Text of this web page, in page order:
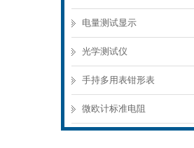
电量测试显示
光学测试仪
手持多用表钳形表
微欧计标准电阻